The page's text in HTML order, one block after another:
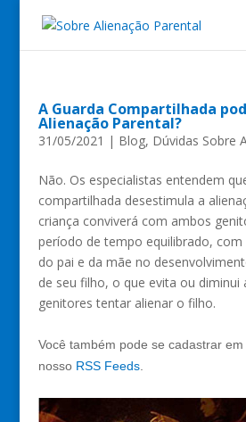
A Guarda Compartilhada
Alienação Parental?
31/05/2021 | Blog, Dúvidas Sobre
Não. Os especialistas entendem
compartilhada desestimula a
criança conviverá com ambos
período de tempo equilibrado, com
do pai e da mãe no
de seu filho, o que evita ou diminui
genitores tentar alienar o filho.
Você também pode se cadastrar em
nosso RSS Feeds.